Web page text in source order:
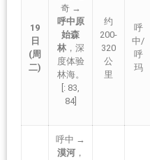
19
日
(周
二)
奇 →
呼中原
始森
林，深
度体验
林海。
[: 83,
84]
约
200-
320
公
里
呼
中/
呼
玛
呼中 →
漠河，